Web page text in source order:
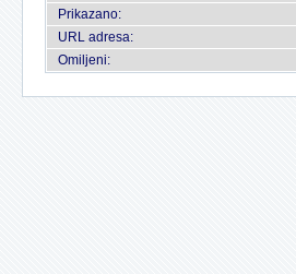
Prikazano:
URL adresa:
Omiljeni: